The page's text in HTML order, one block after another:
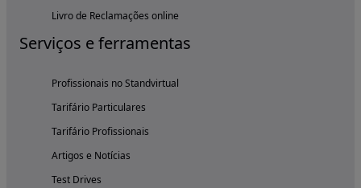
Livro de Reclamações online
Serviços e ferramentas
Profissionais no Standvirtual
Tarifário Particulares
Tarifário Profissionais
Artigos e Notícias
Test Drives